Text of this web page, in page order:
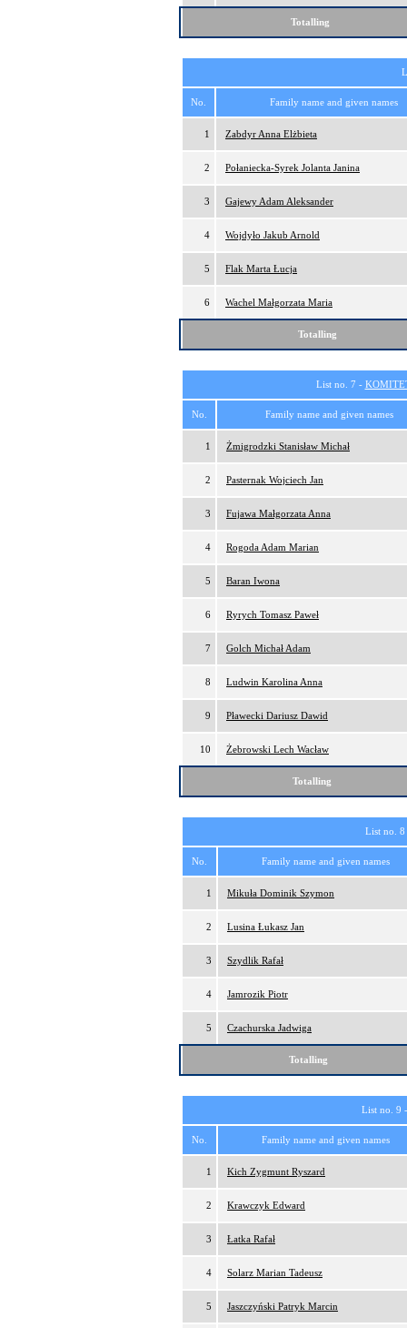
Totalling
No. Family name and given names
1 Zabdyr Anna Elżbieta
2 Połaniecka-Syrek Jolanta Janina
3 Gajewy Adam Aleksander
4 Wojdyło Jakub Arnold
5 Flak Marta Łucja
6 Wachel Małgorzata Maria
Totalling
List no. 7 -
No. Family name and given names
1 Żmigrodzki Stanisław Michał
2 Pasternak Wojciech Jan
3 Fujawa Małgorzata Anna
4 Rogoda Adam Marian
5 Baran Iwona
6 Ryrych Tomasz Paweł
7 Golch Michał Adam
8 Ludwin Karolina Anna
9 Pławecki Dariusz Dawid
10 Żebrowski Lech Wacław
Totalling
List no.
No. Family name and given names
1 Mikuła Dominik Szymon
2 Lusina Łukasz Jan
3 Szydlik Rafał
4 Jamrozik Piotr
5 Czachurska Jadwiga
Totalling
List no. 9
No. Family name and given names
1 Kich Zygmunt Ryszard
2 Krawczyk Edward
3 Łatka Rafał
4 Solarz Marian Tadeusz
5 Jaszczyński Patryk Marcin